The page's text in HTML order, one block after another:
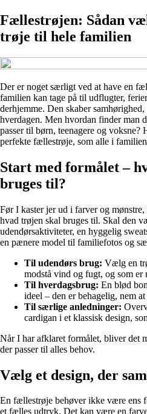
Fællestrøjen: Sådan
trøje til hele familien
Der er noget særligt ved at have en
familien kan tage på til udflugter,
derhjemme. Den skaber
hverdagen. Men hvordan finder man
passer til børn, teenagere og
perfekte fællestrøje, som alle i
Start med formålet –
bruges til?
Før I kaster jer ud i farver og
hvad trøjen skal bruges til. Skal den
udendørsaktiviteter, en hyggelig
en pænere model til familiefotos og
Til udendørs brug: Vælg en
modstå vind og fugt, og som er
Til hverdagsbrug: En blød
ideel – den er behagelig, nem
Til særlige anledninger:
cardigan i et klassisk design,
Når I har afklaret formålet, bliver det
der passer til alles behov.
Vælg et design, der
En fællestrøje behøver ikke være ens
et fælles udtryk. Det kan være en